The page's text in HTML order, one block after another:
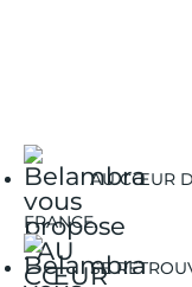
AU CŒUR
FRANCE.
SE